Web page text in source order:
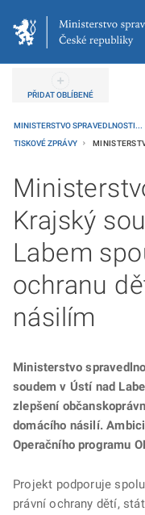
PŘIDAT OBLÍBENÉ
MINISTERSTVO SPRAVEDLNOSTI...
TISKOVÉ ZPRÁVY
Krajský
Labem
ochranu
násilím
Ministerstvo
soudem v Ústí nad
zlepšení
domácího násilí.
Operačního programu
Projekt podporuje
právní ochrany dětí,